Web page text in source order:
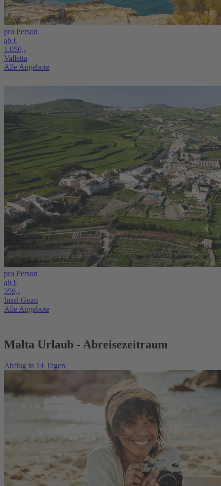
pro Person
ab €
1.050,-
Valletta
Alle Angebote
pro Person
ab €
359,-
Insel Gozo
Alle Angebote
Malta Urlaub - Abreisezeitraum
Abflug in 14 Tagen